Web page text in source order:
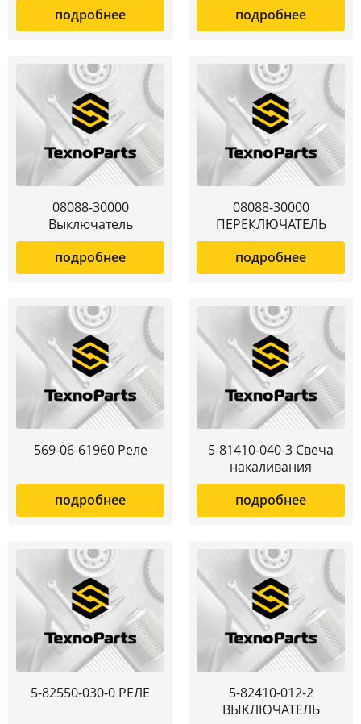
подробнее
подробнее
08088-30000
Выключатель
подробнее
08088-30000
ПЕРЕКЛЮЧАТЕЛЬ
подробнее
569-06-61960 Реле
подробнее
5-81410-040-3 Свеча
накаливания
подробнее
5-82550-030-0 РЕЛЕ
5-82410-012-2
ВЫКЛЮЧАТЕЛЬ